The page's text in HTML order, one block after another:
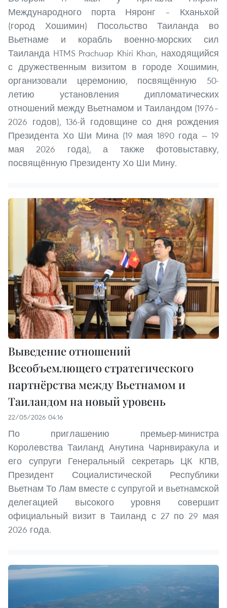
Международного порта Няронг – Кханьхой
(город Хошимин) Посольство Таиланда во
Вьетнаме и корабль военно-морских сил
Таиланда HTMS Prachuap Khiri Khan, находящийся
с дружественным визитом в городе Хошимин,
организовали церемонию, посвящённую 50-
летию установления дипломатических
отношений между Вьетнамом и Таиландом (1976–
2026 годов), 136-й годовщине со дня рождения
Президента Хо Ши Мина (19 мая 1890 года — 19
мая 2026 года), а также фотовыставку,
посвящённую Президенту Хо Ши Мину.
Выведение отношений
Всеобъемлющего стратегического
партнёрства между Вьетнамом и
Таиландом на новый уровень
22/05/2026 04:16
По приглашению премьер-министра
Королевства Таиланд Анутина Чарнвиракула и
его супруги Генеральный секретарь ЦК КПВ,
Президент Социалистической Республики
Вьетнам То Лам вместе с супругой и вьетнамской
делегацией высокого уровня совершит
официальный визит в Таиланд с 27 по 29 мая
2026 года.